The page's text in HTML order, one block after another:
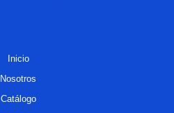
Inicio
Nosotros
Catálogo